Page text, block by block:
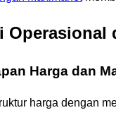
Operasional
Harga dan
harga dengan